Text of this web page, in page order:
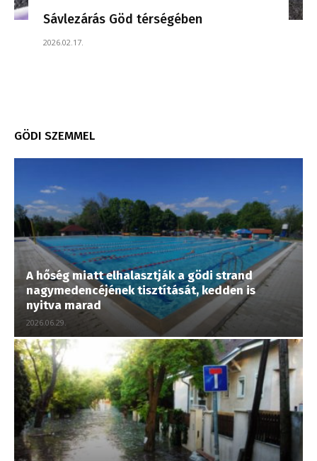
Sávlezárás Göd térségében
2026.02.17.
GÖDI SZEMMEL
A hőség miatt elhalasztják a gödi strand
nagymedencéjének tisztítását, kedden is
nyitva marad
2026.06.29.